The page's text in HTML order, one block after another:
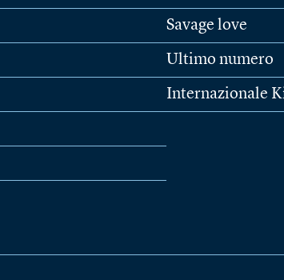
Savage love
Ultimo numero
Internazionale